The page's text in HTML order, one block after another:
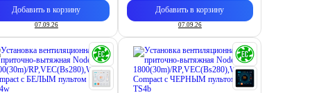
Добавить в корзину
07.09.26
Добавить в корзину
07.09.26